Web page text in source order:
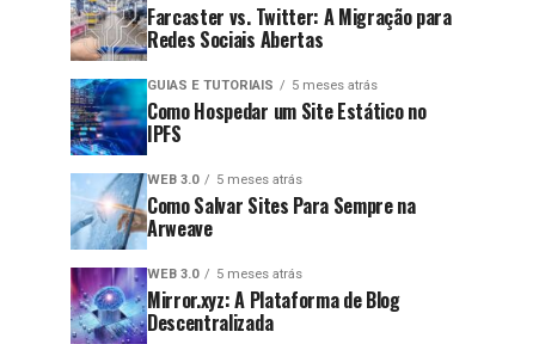
Farcaster vs. Twitter: A Migração para
Redes Sociais Abertas
GUIAS E TUTORIAIS 5 meses atrás
Como Hospedar um Site Estático no
IPFS
WEB 3.0 5 meses atrás
Como Salvar Sites Para Sempre na
Arweave
WEB 3.0 5 meses atrás
Mirror.xyz: A Plataforma de Blog
Descentralizada